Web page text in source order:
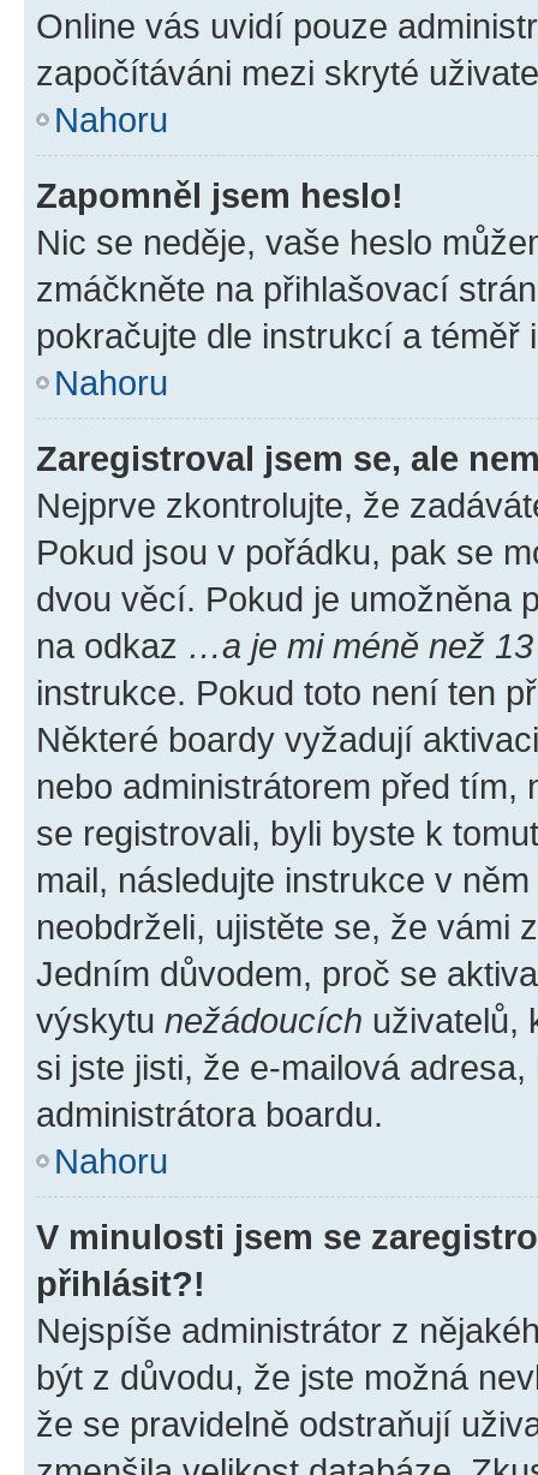
Online vás uvidí pouze
započítáváni mezi skryté
Nahoru
Zapomněl jsem heslo!
Nic se neděje, vaše heslo
zmáčkněte na přihlašovací
pokračujte dle instrukcí a téměř
Nahoru
Zaregistroval jsem se, ale
Nejprve zkontrolujte, že
Pokud jsou v pořádku, pak se
dvou věcí. Pokud je umožněna
na odkaz …a je mi méně než
instrukce. Pokud toto není ten
Některé boardy vyžadují
nebo administrátorem před tím,
se registrovali, byli byste k
mail, následujte instrukce v
neobdrželi, ujistěte se, že vámi
Jedním důvodem, proč se
výskytu nežádoucích uživatelů,
si jste jisti, že e-mailová
administrátora boardu.
Nahoru
V minulosti jsem se
přihlásit?!
Nejspíše administrátor z
být z důvodu, že jste možná
že se pravidelně odstraňují